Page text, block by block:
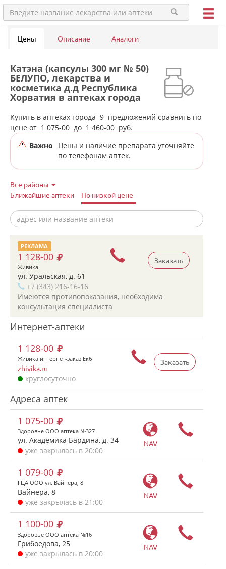
Цены Описание Аналоги
Катэна (капсулы 300 мг № 50)
БЕЛУПО, лекарства и
косметика д.д Республика
Хорватия в аптеках города
Екатеринбурга
Купить в аптеках города 9 предложений сравнить по
цене от 1 075-00 до 1 460-00 руб.
Важно
Цены и наличие препарата уточняйте
по телефонам аптек.
Все районы
Ближайшие аптеки
По низкой цене
РЕКЛАМА
Заказать
1 128-00
Живика
ул. Уральская, д. 61
+7 (343) 216-16-16
Имеются противопоказания, необходима
консультация специалиста
Интернет-аптеки
Заказать
1 128-00
Живика интернет-заказ Екб
zhivika.ru
круглосуточно
Адреса аптек
NAV
1 075-00
Здоровье ООО аптека №327
ул. Академика Бардина, д. 34
уже закрылась в 20:00
NAV
1 079-00
ГЦА ООО ул. Вайнера, 8
Вайнера, 8
уже закрылась в 21:00
NAV
1 100-00
Здоровье ООО аптека №16
Грибоедова, 25
уже закрылась в 20:00